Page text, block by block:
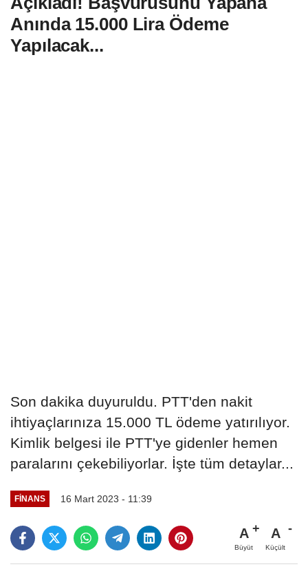
Anında 15.000 Lira Ödeme
Yapılacak...
Son dakika duyuruldu. PTT'den nakit
ihtiyaçlarınıza 15.000 TL ödeme yatırılıyor.
Kimlik belgesi ile PTT'ye gidenler hemen
paralarını çekebiliyorlar. İşte tüm detaylar...
FINANS 16 Mart 2023 - 11:39
A
Büyüt
A
Küçült